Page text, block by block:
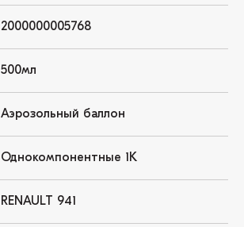
2000000005768
500мл
Аэрозольный баллон
Однокомпонентные 1K
RENAULT 941